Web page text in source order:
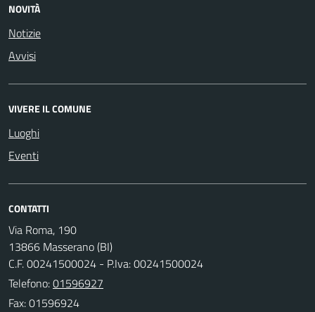
NOVITÀ
Notizie
Avvisi
VIVERE IL COMUNE
Luoghi
Eventi
CONTATTI
Via Roma, 190
13866 Masserano (BI)
C.F. 00241500024 - P.Iva: 00241500024
Telefono:01596927
Fax: 01596924